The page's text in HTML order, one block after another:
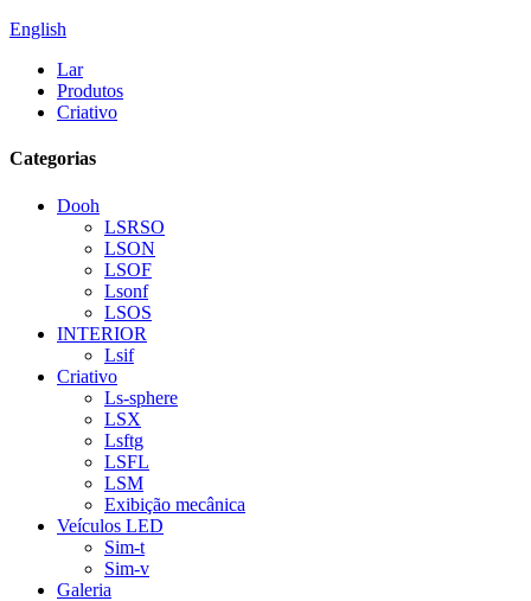
English
Lar
Produtos
Criativo
Categorias
Dooh
LSRSO
LSON
LSOF
Lsonf
LSOS
INTERIOR
Lsif
Criativo
Ls-sphere
LSX
Lsftg
LSFL
LSM
Exibição mecânica
Veículos LED
Sim-t
Sim-v
Galeria